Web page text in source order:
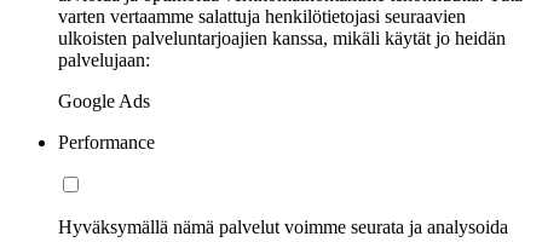
varten vertaamme salattuja henkilötietojasi seuraavien
ulkoisten palveluntarjoajien kanssa, mikäli käytät jo heidän
palvelujaan:
Google Ads
Performance
Hyväksymällä nämä palvelut voimme seurata ja analysoida